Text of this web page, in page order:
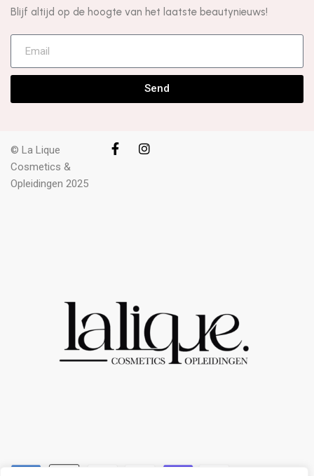
Blijf altijd op de hoogte van het laatste beautynieuws!
Send
© La Lique
Cosmetics &
Opleidingen 2025